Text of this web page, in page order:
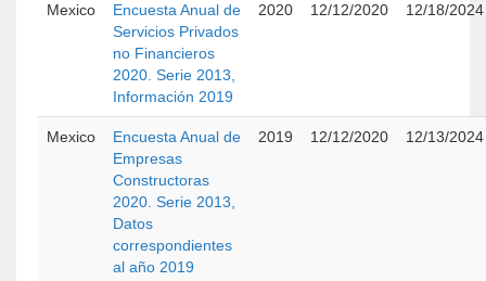
Mexico
Encuesta Anual de
Servicios Privados
no Financieros
2020. Serie 2013,
Información 2019
2020 12/12/2020 12/18/2024
Mexico
Encuesta Anual de
Empresas
Constructoras
2020. Serie 2013,
Datos
correspondientes
al año 2019
2019 12/12/2020 12/13/2024